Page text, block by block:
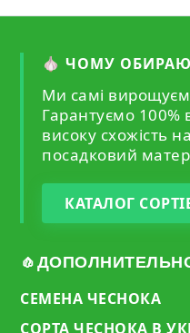
🧄 ЧОМУ
Ми самі
Гарантуємо 100%
високу схожість
посадковий
КАТАЛОГ
СЕМЕНА ЧЕСНОКА
СОРТА ЧЕСНОКА В